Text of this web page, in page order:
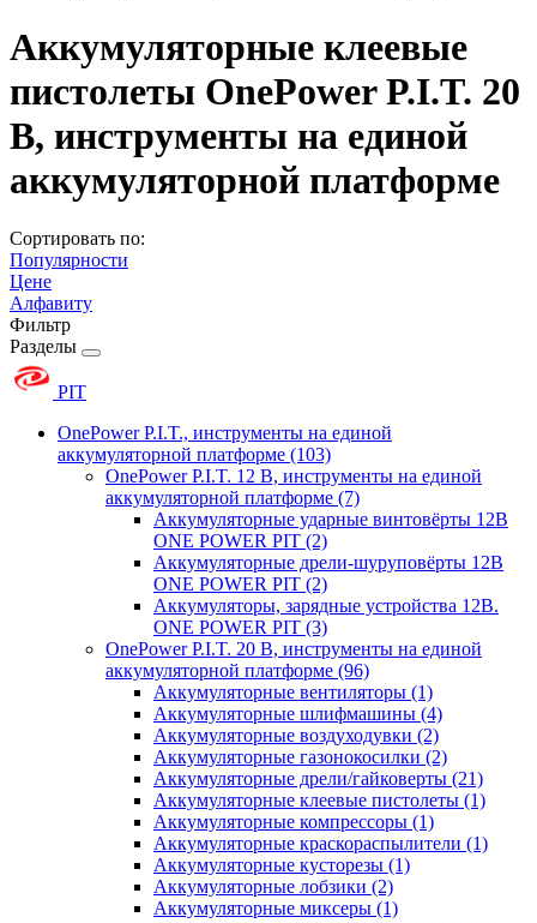
Аккумуляторные клеевые
пистолеты OnePower P.I.T. 20
В, инструменты на единой
аккумуляторной платформе
Сортировать по:
Популярности
Цене
Алфавиту
Фильтр
Разделы
PIT
OnePower P.I.T., инструменты на единой
аккумуляторной платформе (103)
OnePower P.I.T. 12 В, инструменты на единой
аккумуляторной платформе (7)
Аккумуляторные ударные винтовёрты 12В
ONE POWER PIT (2)
Аккумуляторные дрели-шуруповёрты 12В
ONE POWER PIT (2)
Аккумуляторы, зарядные устройства 12В.
ONE POWER PIT (3)
OnePower P.I.T. 20 В, инструменты на единой
аккумуляторной платформе (96)
Аккумуляторные вентиляторы (1)
Аккумуляторные шлифмашины (4)
Аккумуляторные воздуходувки (2)
Аккумуляторные газонокосилки (2)
Аккумуляторные дрели/гайковерты (21)
Аккумуляторные клеевые пистолеты (1)
Аккумуляторные компрессоры (1)
Аккумуляторные краскораспылители (1)
Аккумуляторные кусторезы (1)
Аккумуляторные лобзики (2)
Аккумуляторные миксеры (1)